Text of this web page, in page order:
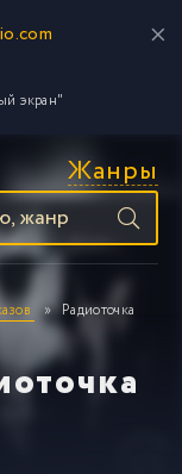
экран"
Жанры
Радиоточка